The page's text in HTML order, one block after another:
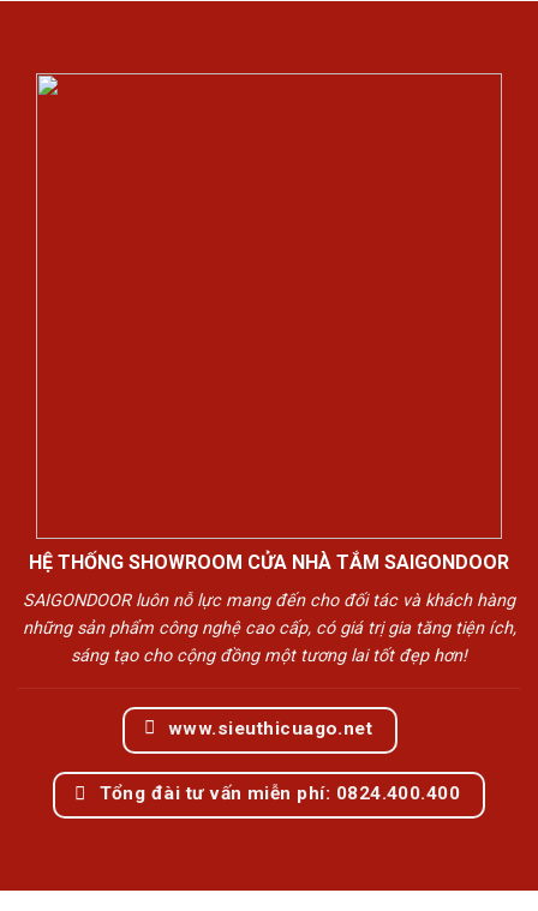
HỆ THỐNG SHOWROOM CỬA NHÀ TẮM SAIGONDOOR
SAIGONDOOR luôn nỗ lực mang đến cho đối tác và khách hàng
những sản phẩm công nghệ cao cấp, có giá trị gia tăng tiện ích,
sáng tạo cho cộng đồng một tương lai tốt đẹp hơn!
www.sieuthicuago.net
Tổng đài tư vấn miễn phí: 0824.400.400